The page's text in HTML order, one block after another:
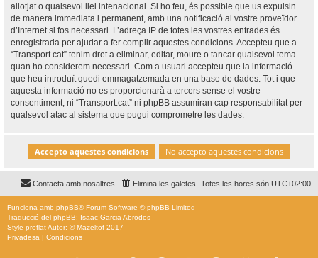
allotjat o qualsevol llei intenacional. Si ho feu, és possible que us expulsin
de manera immediata i permanent, amb una notificació al vostre proveïdor
d’Internet si fos necessari. L’adreça IP de totes les vostres entrades és
enregistrada per ajudar a fer complir aquestes condicions. Accepteu que a
“Transport.cat” tenim dret a eliminar, editar, moure o tancar qualsevol tema
quan ho considerem necessari. Com a usuari accepteu que la informació
que heu introduït quedi emmagatzemada en una base de dades. Tot i que
aquesta informació no es proporcionarà a tercers sense el vostre
consentiment, ni “Transport.cat” ni phpBB assumiran cap responsabilitat per
qualsevol atac al sistema que pugui comprometre les dades.
Totes les hores són UTC+02:00
Elimina les galetes
Contacta amb nosaltres
Funciona amb phpBB® Forum Software © phpBB Limited
Traducció del phpBB: Isaac Garcia Abrodos
Style proflatAutor: ©Mazeltof 2017
Privadesa | Condicions